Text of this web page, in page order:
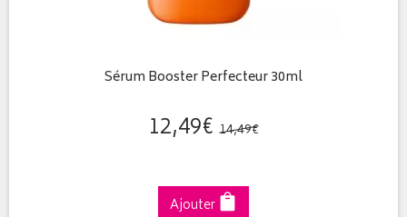
Sérum Booster Perfecteur 30ml
12,49€ 14,49€
Ajouter